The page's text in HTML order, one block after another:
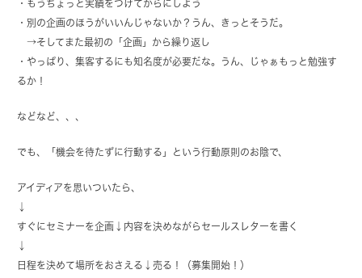
・もうちょっと実績をつけてからにしよう
・別の企画のほうがいいんじゃないか？うん、きっとそうだ。
→そしてまた最初の「企画」から繰り返し
・やっぱり、集客するにも知名度が必要だな。うん、じゃぁもっと勉強す
るか！
などなど、、、
でも、「機会を待たずに行動する」という行動原則のお陰で、
アイディアを思いついたら、
↓
すぐにセミナーを企画↓内容を決めながらセールスレターを書く
↓
日程を決めて場所をおさえる↓売る！（募集開始！）